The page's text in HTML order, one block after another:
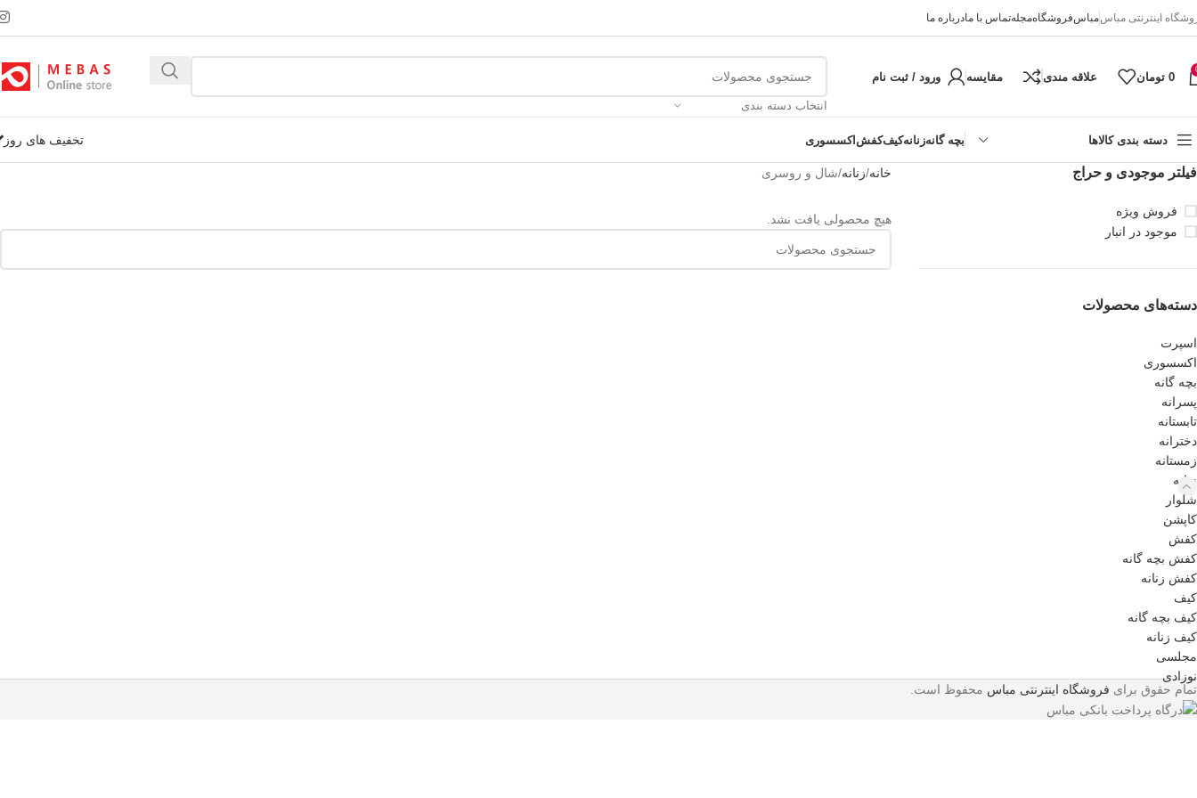
اینترنتی مباسمباسفروشگاهمجلهتماس با مادرباره ما
0 تومان علاقه مندی مقایسه ورود / ثبت نام
انتخاب دسته بندی
دسته بندی کالاها بچه گانهزنانهکیفکفشاکسسوری تخفیف های روز
فیلتر موجودی و حراج
فروش ویژه
موجود در انبار
دسته‌های محصولات
اسپرت
اکسسوری
بچه گانه
پسرانه
تابستانه
دخترانه
زمستانه
زنانه
شلوار
کاپشن
کفش
کفش بچه گانه
کفش زنانه
کیف
کیف بچه گانه
کیف زنانه
مجلسی
نوزادی
خانه زنانه شال و روسری
هیچ محصولی یافت نشد.
تمام حقوق برای فروشگاه اینترنتی مباس محفوظ است.